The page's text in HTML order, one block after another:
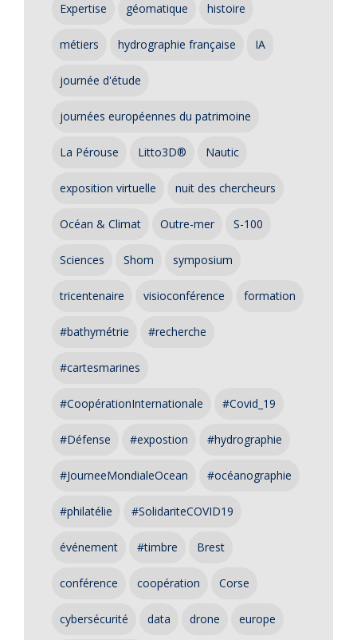
Expertise géomatique histoire
métiers hydrographie française IA
journée d'étude
journées européennes du patrimoine
La Pérouse Litto3D® Nautic
exposition virtuelle nuit des chercheurs
Océan & Climat Outre-mer S-100
Sciences Shom symposium
tricentenaire visioconférence formation
#bathymétrie #recherche
#cartesmarines
#CoopérationInternationale #Covid_19
#Défense #expostion #hydrographie
#JourneeMondialeOcean #océanographie
#philatélie #SolidariteCOVID19
événement #timbre Brest
conférence coopération Corse
cybersécurité data drone europe